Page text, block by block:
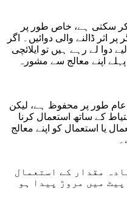
کر سکتی ہے، خاص طور پر
اثر ڈالنے والی دوائیں۔ اگر
لے رہے ہیں تو ایلائچی
اپنے معالج سے مشورہ
عام طور پر محفوظ ہے، لیکن
کے ساتھ استعمال کرنا
یا استعمال کو اپنے معالج
مقدار کے استعمال
میں مروڑ پیدا ہو